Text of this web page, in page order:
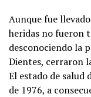
Aunque fue
heridas no fueron
desconociendo la
Dientes, cerraron
El estado de salud
de 1976, a